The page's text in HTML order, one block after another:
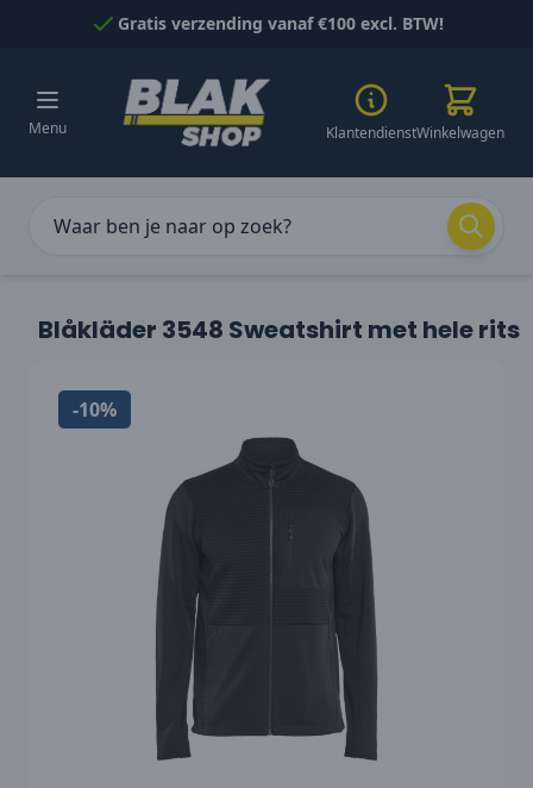
Naar inhoud gaanGratis verzending vanaf €100 excl. BTW!
Menu KlantendienstWinkelwagen
Blåkläder 3548 Sweatshirt met hele rits
-10%